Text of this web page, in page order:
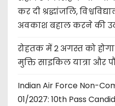
कर दी श्रद्धांजलि,
अवकाश बहाल करने की
रोहतक में 2 अगस्त को
मुक्ति साइकिल यात्रा और
Indian Air Force Non-
01/2027: 10th Pass